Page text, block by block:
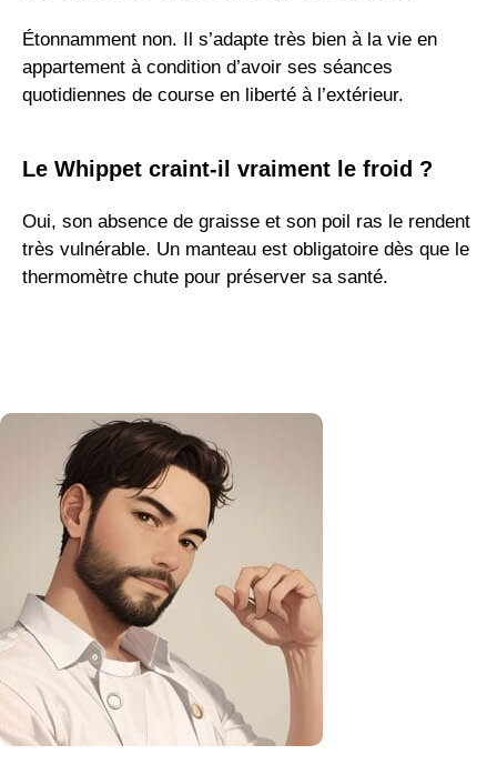
Étonnamment non. Il s’adapte très bien à la vie en
appartement à condition d’avoir ses séances
quotidiennes de course en liberté à l’extérieur.
Le Whippet craint-il vraiment le froid ?
Oui, son absence de graisse et son poil ras le rendent
très vulnérable. Un manteau est obligatoire dès que le
thermomètre chute pour préserver sa santé.